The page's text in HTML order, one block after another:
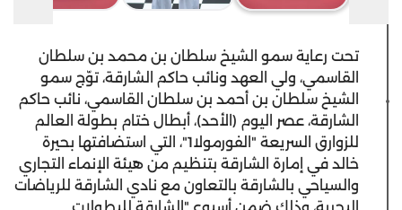
تحت رعاية سمو الشيخ سلطان بن محمد بن سلطان
القاسمي، ولي العهد ونائب حاكم الشارقة، توّج سمو
الشيخ سلطان بن أحمد بن سلطان القاسمي، نائب حاكم
الشارقة، عصر اليوم (الأحد)، أبطال ختام بطولة العالم
للزوارق السريعة "الفورمولا1"، التي استضافتها بحيرة
خالد في إمارة الشارقة بتنظيم من هيئة الإنماء التجاري
والسياحي بالشارقة بالتعاون مع نادي الشارقة للرياضات